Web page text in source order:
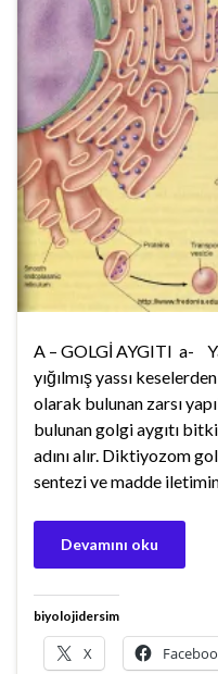
A – GOLGİ AYGITI a-
yığılmış yassı
olarak bulunan zarsı
bulunan golgi aygıtı
adını alır. Diktiyozom
sentezi ve madde
Devamını oku
biyolojidersim
X